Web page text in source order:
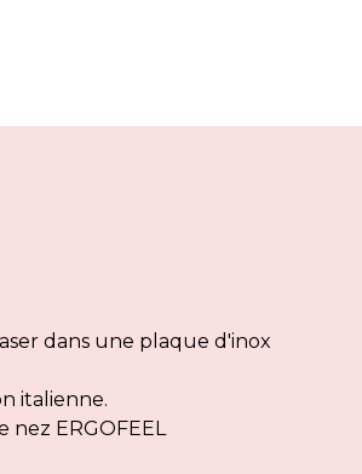
dans une plaque d'inox
italienne.
nez ERGOFEEL